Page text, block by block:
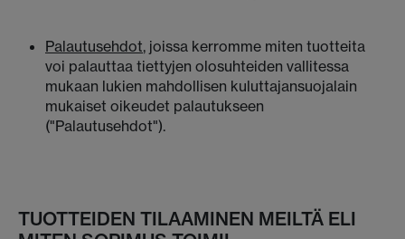
Palautusehdot, joissa kerromme miten tuotteita
voi palauttaa tiettyjen olosuhteiden vallitessa
mukaan lukien mahdollisen kuluttajansuojalain
mukaiset oikeudet palautukseen
("Palautusehdot").
TUOTTEIDEN TILAAMINEN MEILTÄ ELI